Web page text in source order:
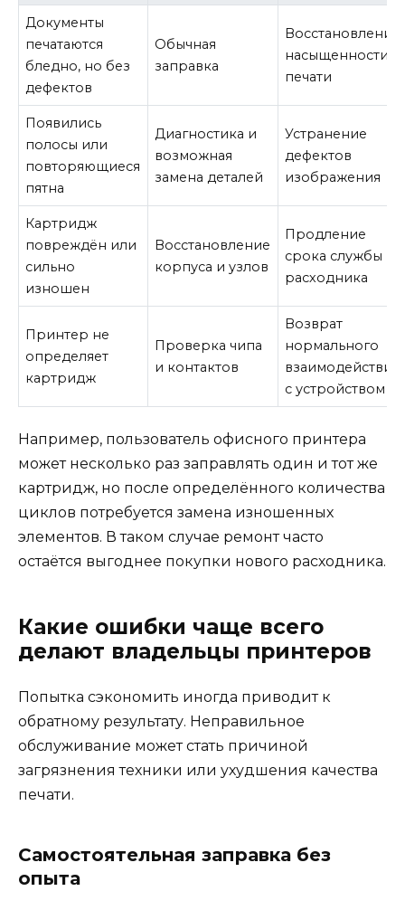
Документы
печатаются
бледно, но без
дефектов
Обычная
заправка
Восстановление
насыщенности
печати
Появились
полосы или
повторяющиеся
пятна
Диагностика и
возможная
замена деталей
Устранение
дефектов
изображения
Картридж
повреждён или
сильно
изношен
Восстановление
корпуса и узлов
Продление
срока службы
расходника
Принтер не
определяет
картридж
Проверка чипа
и контактов
Возврат
нормального
взаимодействия
с устройством
Например, пользователь офисного принтера
может несколько раз заправлять один и тот же
картридж, но после определённого количества
циклов потребуется замена изношенных
элементов. В таком случае ремонт часто
остаётся выгоднее покупки нового расходника.
Какие ошибки чаще всего
делают владельцы принтеров
Попытка сэкономить иногда приводит к
обратному результату. Неправильное
обслуживание может стать причиной
загрязнения техники или ухудшения качества
печати.
Самостоятельная заправка без
опыта